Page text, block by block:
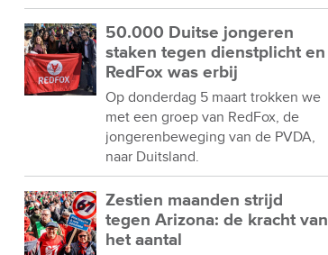
50.000 Duitse jongeren
staken tegen dienstplicht en
RedFox was erbij
Op donderdag 5 maart trokken we
met een groep van RedFox, de
jongerenbeweging van de PVDA,
naar Duitsland.
Zestien maanden strijd
tegen Arizona: de kracht van
het aantal